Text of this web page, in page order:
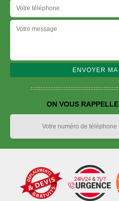
ON VOUS